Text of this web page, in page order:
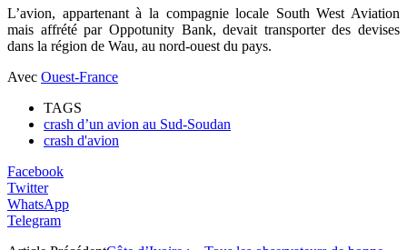
L’avion, appartenant à la compagnie locale South West Aviation
mais affrété par Oppotunity Bank, devait transporter des devises
dans la région de Wau, au nord-ouest du pays.
Avec Ouest-France
TAGS
crash d’un avion au Sud-Soudan
crash d'avion
Facebook
Twitter
WhatsApp
Telegram